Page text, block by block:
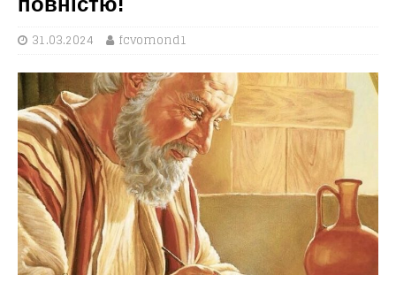
31.03.2024 fcvomond1